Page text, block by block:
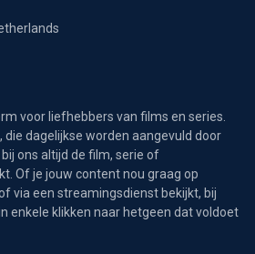
voor liefhebbers van films en series.
dagelijkse worden aangevuld door
ons altijd de film, serie of
Of je jouw content nou graag op
via een streamingsdienst bekijkt, bij
enkele klikken naar hetgeen dat voldoet